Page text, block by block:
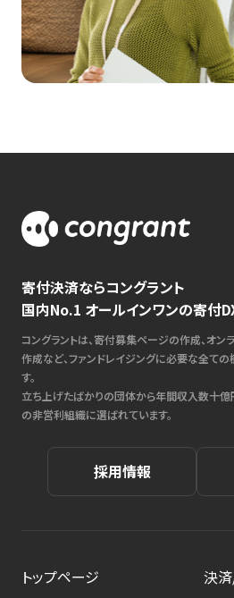
寄付決済ならコングラント
国内No.1 オールインワンの寄付
コングラントは、寄付募集ページの作成、オン
作成など、ファンドレイジングに必要な全て
す。
立ち上げたばかりの団体から年間収入数十
の非営利組織に選ばれています。
採用情報
トップページ
決